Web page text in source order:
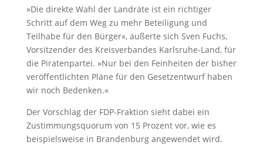
»Die direkte Wahl der Landräte ist ein richtiger
Schritt auf dem Weg zu mehr Beteiligung und
Teilhabe für den Bürger«, äußerte sich Sven Fuchs,
Vorsitzender des Kreisverbandes Karlsruhe-Land, für
die Piratenpartei. »Nur bei den Feinheiten der bisher
veröffentlichten Pläne für den Gesetzentwurf haben
wir noch Bedenken.«
Der Vorschlag der FDP-Fraktion sieht dabei ein
Zustimmungsquorum von 15 Prozent vor, wie es
beispielsweise in Brandenburg angewendet wird.